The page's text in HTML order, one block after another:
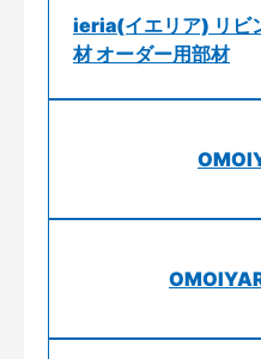
ieria(イエリア) リビ
材 オーダー用部材